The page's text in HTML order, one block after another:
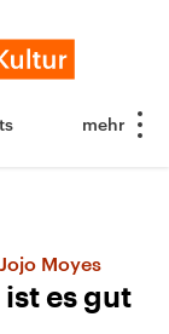
Moyes
es gut